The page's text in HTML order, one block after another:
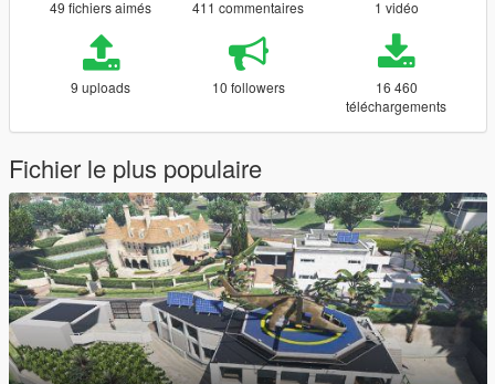
49 fichiers aimés 411 commentaires 1 vidéo
9 uploads 10 followers
16 460
téléchargements
Fichier le plus populaire